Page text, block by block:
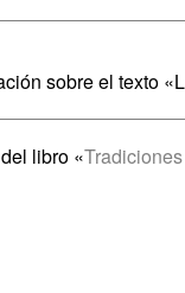
sobre el texto
libro «